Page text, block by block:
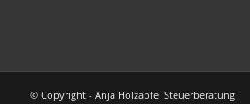
© Copyright - Anja Holzapfel Steuerberatung